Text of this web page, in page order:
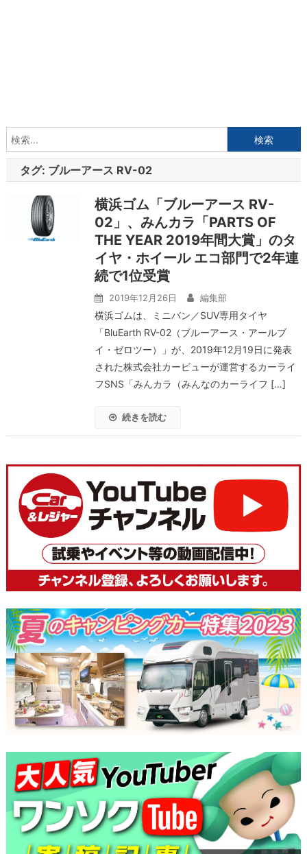
索:
タグ: ブルーアース RV-02
横浜ゴム「ブルーアース RV-
02」、みんカラ「PARTS OF
THE YEAR 2019年間大賞」のタ
イヤ・ホイール エコ部門で2年連
続で1位受賞
2019年12月26日 編集部
横浜ゴムは、ミニバン／SUV専用タイヤ
「BluEarth RV-02（ブルーアース・アールブ
イ・ゼロツー）」が、2019年12月19日に発表
された株式会社カービューが運営するカーライ
フSNS「みんカラ（みんなのカーライフ […]
続きを読む